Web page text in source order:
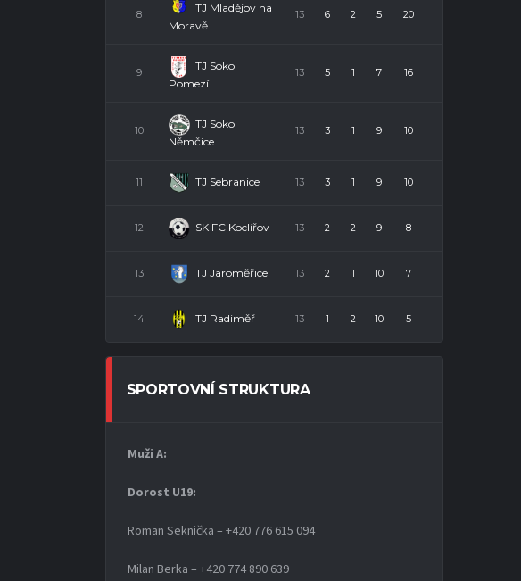
8
TJ Mladějov na
Moravě
13 6 2 5 20
9
TJ Sokol
Pomezí
13 5 1 7 16
10
TJ Sokol
Němčice
13 3 1 9 10
11 TJ Sebranice 13 3 1 9 10
12 SK FC Koclířov 13 2 2 9 8
13 TJ Jaroměřice 13 2 1 10 7
14 TJ Radiměř 13 1 2 10 5
SPORTOVNÍ STRUKTURA
Muži A:
Dorost U19:
Roman Seknička – +420 776 615 094
Milan Berka – +420 774 890 639